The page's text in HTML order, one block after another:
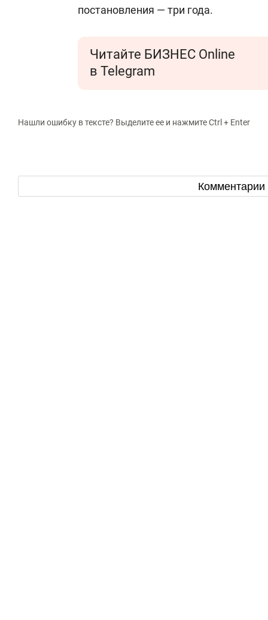
постановления — три года.
Читайте БИЗНЕС Online
в Telegram
Нашли ошибку в тексте? Выделите ее и нажмите Ctrl + Enter
Комментарии